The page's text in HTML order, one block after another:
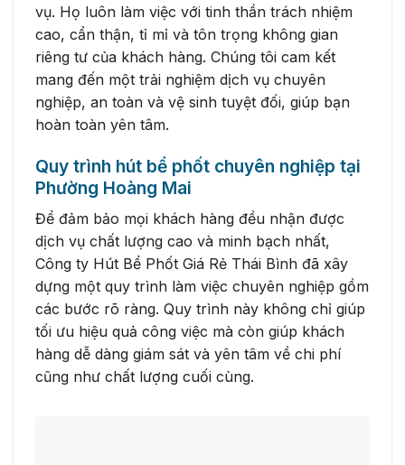
vụ. Họ luôn làm việc với tinh thần trách nhiệm
cao, cẩn thận, tỉ mỉ và tôn trọng không gian
riêng tư của khách hàng. Chúng tôi cam kết
mang đến một trải nghiệm dịch vụ chuyên
nghiệp, an toàn và vệ sinh tuyệt đối, giúp bạn
hoàn toàn yên tâm.
Quy trình hút bể phốt chuyên nghiệp tại
Phường Hoàng Mai
Để đảm bảo mọi khách hàng đều nhận được
dịch vụ chất lượng cao và minh bạch nhất,
Công ty Hút Bể Phốt Giá Rẻ Thái Bình đã xây
dựng một quy trình làm việc chuyên nghiệp gồm
các bước rõ ràng. Quy trình này không chỉ giúp
tối ưu hiệu quả công việc mà còn giúp khách
hàng dễ dàng giám sát và yên tâm về chi phí
cũng như chất lượng cuối cùng.